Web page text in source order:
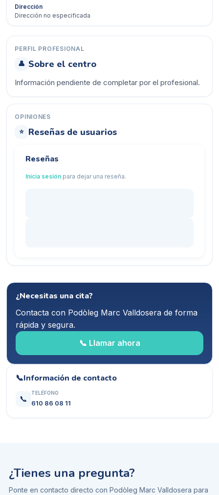
Dirección
Dirección no especificada
PERFIL PROFESIONAL
👤 Sobre el centro
Información pendiente de completar por el profesional.
OPINIONES
⭐ Reseñas de usuarios
Reseñas
Inicia sesión para dejar una reseña.
¿Necesitas una cita?
Contacta con Podòleg Marc Valldosera de forma
rápida y segura.
📞 Llamar ahora
📞Información de contacto
📞
TELÉFONO
610 86 08 11
¿Tienes una pregunta?
Ponte en contacto directo con Podòleg Marc Valldosera para